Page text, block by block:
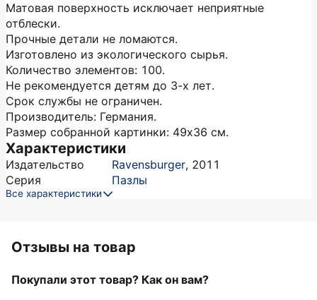
Матовая поверхность исключает неприятные
отблески.
Прочные детали не ломаются.
Изготовлено из экологического сырья.
Количество элементов: 100.
Не рекомендуется детям до 3-х лет.
Срок службы не ограничен.
Производитель: Германия.
Размер собранной картинки: 49х36 см.
Характеристики
Издательство Ravensburger, 2011
Серия
Пазлы
Все характеристики
Отзывы на товар
Покупали этот товар? Как он вам?